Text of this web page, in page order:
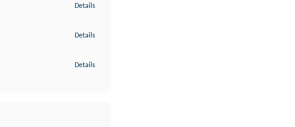
Details
Details
Details